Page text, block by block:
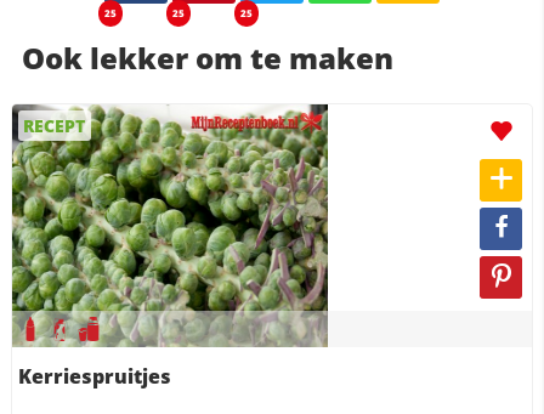
25 25 25
Ook lekker om te maken
RECEPT
Kerriespruitjes